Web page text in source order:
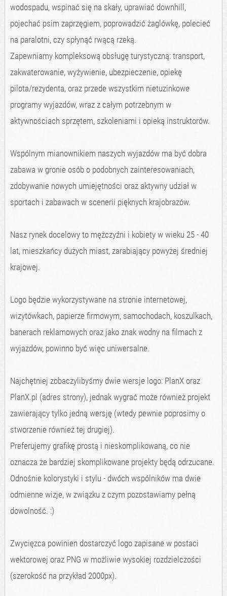
wodospadu, wspinać się na skały, uprawiać downhill,
pojechać psim zaprzęgiem, poprowadzić żaglówkę, polecieć
na paralotni, czy spłynąć rwącą rzeką.
Zapewniamy kompleksową obsługę turystyczną: transport,
zakwaterowanie, wyżywienie, ubezpieczenie, opiekę
pilota/rezydenta, oraz przede wszystkim nietuzinkowe
programy wyjazdów, wraz z całym potrzebnym w
aktywnościach sprzętem, szkoleniami i opieką instruktorów.
Wspólnym mianownikiem naszych wyjazdów ma być dobra
zabawa w gronie osób o podobnych zainteresowaniach,
zdobywanie nowych umiejętności oraz aktywny udział w
sportach i zabawach w scenerii pięknych krajobrazów.
Nasz rynek docelowy to mężczyźni i kobiety w wieku 25 - 40
lat, mieszkańcy dużych miast, zarabiający powyżej średniej
krajowej.
Logo będzie wykorzystywane na stronie internetowej,
wizytówkach, papierze firmowym, samochodach, koszulkach,
banerach reklamowych oraz jako znak wodny na filmach z
wyjazdów, powinno być więc uniwersalne.
Najchętniej zobaczylibyśmy dwie wersje logo: PlanX oraz
PlanX.pl (adres strony), jednak wygrać może również projekt
zawierający tylko jedną wersję (wtedy pewnie poprosimy o
stworzenie również tej drugiej).
Preferujemy grafikę prostą i nieskomplikowaną, co nie
oznacza że bardziej skomplikowane projekty będą odrzucane.
Odnośnie kolorystyki i stylu - dwóch wspólników ma dwie
odmienne wizje, w związku z czym pozostawiamy pełną
dowolność. :)
Zwycięzca powinien dostarczyć logo zapisane w postaci
wektorowej oraz PNG w możliwie wysokiej rozdzielczości
(szerokość na przykład 2000px).